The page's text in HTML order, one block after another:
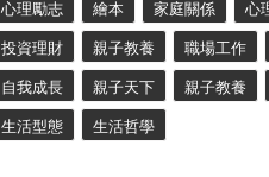
心理勵志 繪本 家庭關係 心
投資理財 親子教養 職場工作
自我成長 親子天下 親子教養
生活型態 生活哲學